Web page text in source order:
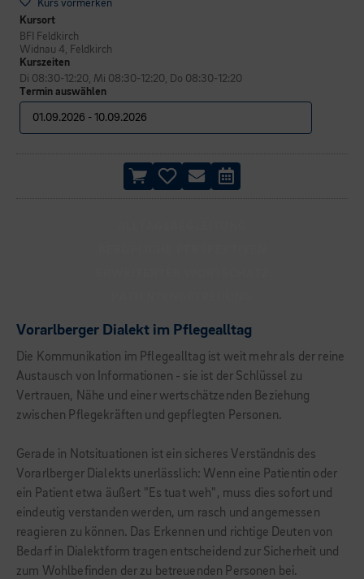
Kurs vormerken
Kursort
BFI Feldkirch
Widnau 4, Feldkirch
Termin auswählen
Kurszeiten
Di 08:30-12:20, Mi 08:30-12:20, Do 08:30-12:20
Vorarlberger Dialekt im Pflegealltag
Die Kommunikation im Pflegealltag ist weit mehr als der reine
Austausch von Informationen - sie ist der Schlüssel zu
Vertrauen, Nähe und einer wertschätzenden Beziehung
zwischen Pflegekräften und gepflegten Personen.
Gerade in Notsituationen ist ein sicheres Verständnis des
Vorarlberger Dialekts unerlässlich: Wenn eine Patientin oder
ein Patient etwa äußert "Es tuat weh", muss dies sofort und
eindeutig verstanden werden, um rasch und angemessen
reagieren zu können. Das Erkennen und richtige Deuten von
Bedarf in Dialektform tragen entscheidend zur Sicherheit und
zum Wohlbefinden der zu betreuenden Personen bei.